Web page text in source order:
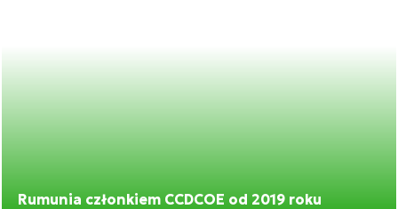
Rumunia członkiem CCDCOE od 2019 roku